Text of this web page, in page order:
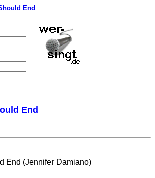
End
End
End (Jennifer Damiano)